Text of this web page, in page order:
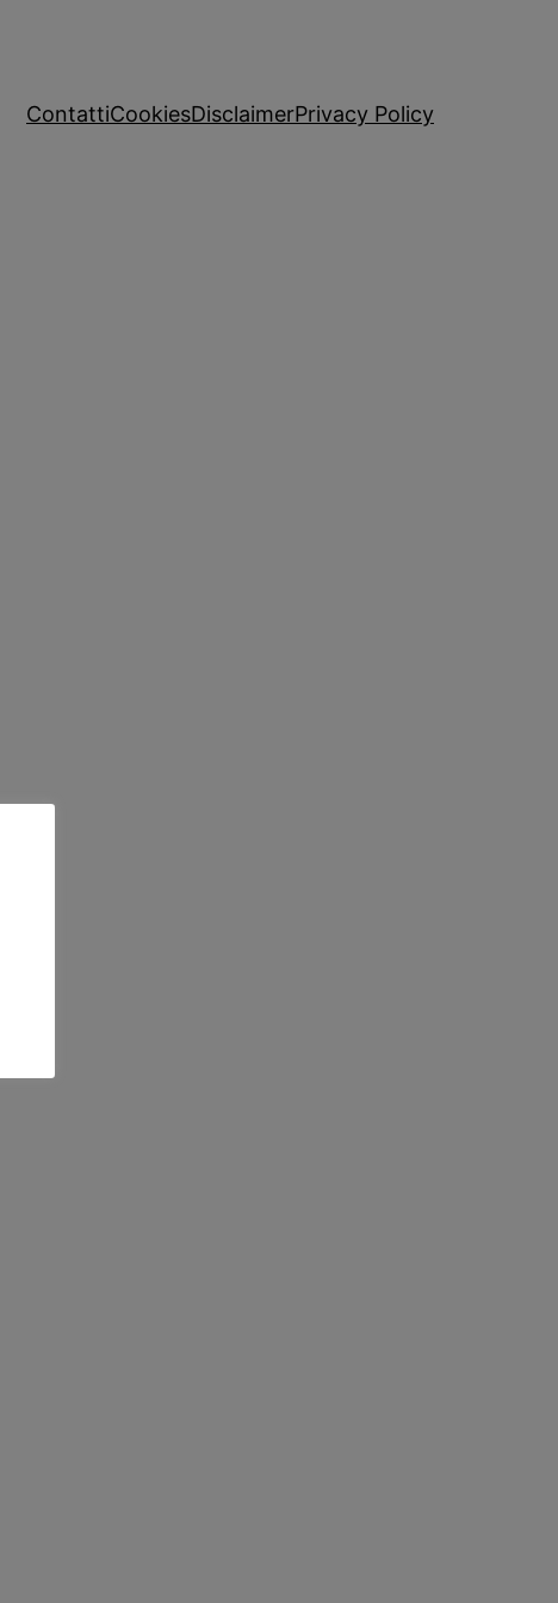
ContattiCookiesDisclaimerPrivacy Policy